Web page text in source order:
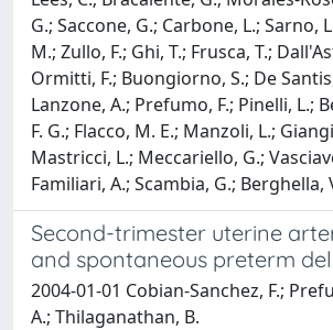
G.; Saccone, G.; Carbone, L.; Sarno,
M.; Zullo, F.; Ghi, T.; Frusca, T.;
Ormitti, F.; Buongiorno, S.; De
Lanzone, A.; Prefumo, F.; Pinelli, L.;
F. G.; Flacco, M. E.; Manzoli, L.;
Mastricci, L.; Meccariello, G.;
Familiari, A.; Scambia, G.; Berghella,
Second-trimester uterine
and spontaneous preterm
2004-01-01 Cobian-Sanchez, F.;
A.; Thilaganathan, B.